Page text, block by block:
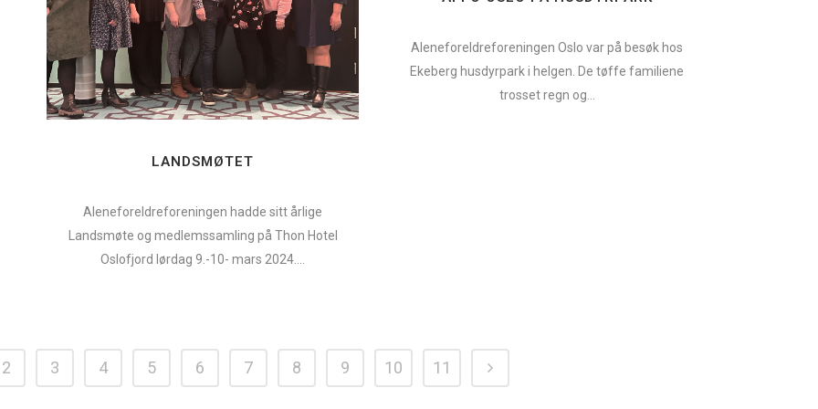
Aleneforeldreforeningen Oslo var på besøk hos
Ekeberg husdyrpark i helgen. De tøffe familiene
trosset regn og...
LANDSMØTET
Aleneforeldreforeningen hadde sitt årlige
Landsmøte og medlemssamling på Thon Hotel
Oslofjord lørdag 9.-10- mars 2024....
2 3 4 5 6 7 8 9 10 11